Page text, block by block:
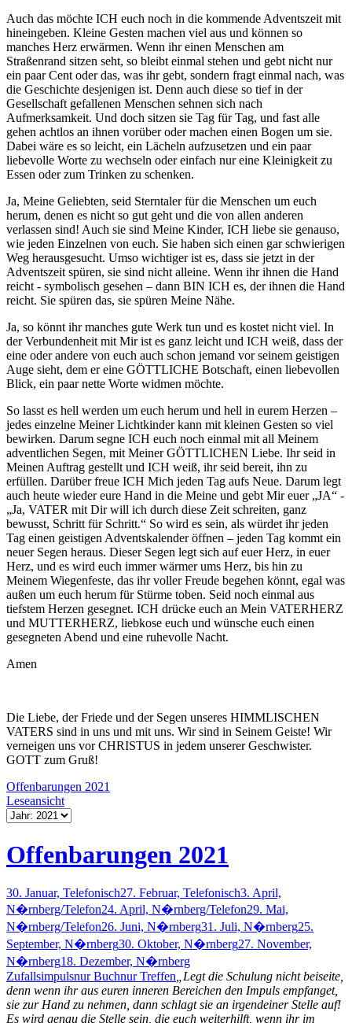
Auch das möchte ICH euch noch in die kommende Adventszeit mit
hineingeben. Kleine Gesten machen viel aus und können so
manches Herz erwärmen. Wenn ihr einen Menschen am
Straßenrand sitzen seht, so bleibt einmal stehen und gebt nicht nur
ein paar Cent oder das, was ihr gebt, sondern fragt einmal nach, was
die Geschichte desjenigen ist. Denn auch diese so tief in der
Gesellschaft gefallenen Menschen sehnen sich nach
Aufmerksamkeit. Und doch sitzen sie Tag für Tag, und fast alle
gehen achtlos an ihnen vorüber oder machen einen Bogen um sie.
Dabei wäre es so leicht, ein Lächeln aufzusetzen und ein paar
liebevolle Worte zu wechseln oder einfach nur eine Kleinigkeit zu
Essen oder zum Trinken zu schenken.
Ja, Meine Geliebten, seid Sterntaler für die Menschen um euch
herum, denen es nicht so gut geht und die von allen anderen
verlassen sind! Auch sie sind Meine Kinder, ICH liebe sie genauso,
wie jeden Einzelnen von euch. Sie haben sich einen gar schwierigen
Weg herausgesucht. Umso wichtiger ist es, dass sie jetzt in der
Adventszeit spüren, sie sind nicht alleine. Wenn ihr ihnen die Hand
reicht - symbolisch gesehen – dann BIN ICH es, der ihnen die Hand
reicht. Sie spüren das, sie spüren Meine Nähe.
Ja, so könnt ihr manches gute Werk tun und es kostet nicht viel. In
der Verbundenheit mit Mir ist es ganz leicht und ICH weiß, dass der
eine oder andere von euch auch schon jemand vor seinem geistigen
Auge sieht, dem er eine GÖTTLICHE Botschaft, einen liebevollen
Blick, ein paar nette Worte widmen möchte.
So lasst es hell werden um euch herum und hell in eurem Herzen –
jedes einzelne Meiner Lichtkinder kann mit kleinen Gesten so viel
bewirken. Darum segne ICH euch noch einmal mit all Meinem
adventlichen Segen, mit Meiner GÖTTLICHEN Liebe. Ihr seid in
Meinen Auftrag gestellt und ICH weiß, ihr seid bereit, ihn zu
erfüllen. Darüber freue ICH Mich jeden Tag aufs Neue. Darum legt
auch heute wieder eure Hand in die Meine und gebt Mir euer „JA“ -
„Ja, VATER mit Dir will ich durch diese Zeit schreiten, ganz
bewusst, Schritt für Schritt.“ So wird es sein, als würdet ihr jeden
Tag einen geistigen Adventskalender öffnen – jeden Tag kommt ein
neuer Segen heraus. Dieser Segen legt sich auf euer Herz, in euer
Herz, und es wird euch immer wärmer ums Herz, bis hin zu
Meinem Wiegenfeste, das ihr voller Freude begehen könnt, egal was
außen um euch herum für Stürme toben. Seid noch einmal aus
tiefstem Herzen gesegnet. ICH drücke euch an Mein VATERHERZ
und MUTTERHERZ, liebkose euch und wünsche euch einen
gesegneten Abend und eine ruhevolle Nacht.
Amen
Die Liebe, der Friede und der Segen unseres HIMMLISCHEN
VATERS sind in uns und mit uns. Wir sind in Seinem Geiste! Wir
verneigen uns vor CHRISTUS in jedem unserer Geschwister.
GOTT zum Gruß!
Offenbarungen 2021
Leseansicht
Offenbarungen 2021
30. Januar, Telefonisch27. Februar, Telefonisch3. April,
N�rnberg/Telefon24. April, N�rnberg/Telefon29. Mai,
N�rnberg/Telefon26. Juni, N�rnberg31. Juli, N�rnberg25.
September, N�rnberg30. Oktober, N�rnberg27. November,
N�rnberg18. Dezember, N�rnberg
Zufallsimpulsnur Buchnur Treffen „Legt die Schulung nicht beiseite,
denn wenn ihr aus euren inneren Bereichen den Impuls empfanget,
sie zur Hand zu nehmen, dann schlagt sie an irgendeiner Stelle auf!
Es wird genau die Stelle sein, die euch weiterhilft, wenn ihr im